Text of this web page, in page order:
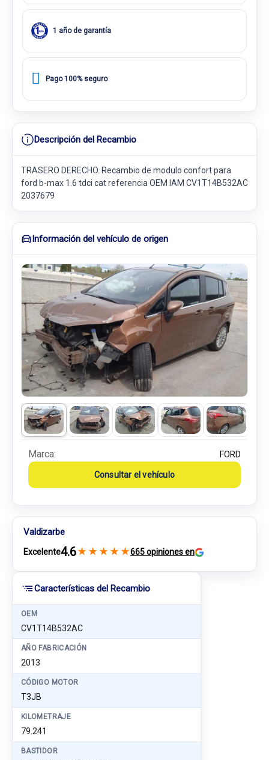
Características del Recambio
OEM
CV1T14B532AC
AÑO FABRICACIÓN
2013
CÓDIGO MOTOR
T3JB
KILOMETRAJE
79.241
BASTIDOR
1 año de garantía
Pago 100% seguro
Descripción del Recambio
TRASERO DERECHO. Recambio de modulo confort para
ford b-max 1.6 tdci cat referencia OEM IAM CV1T14B532AC
2037679
Información del vehículo de origen
Marca: FORD
Consultar el vehículo
Valdizarbe
Excelente4.6★ ★ ★ ★ ★665 opiniones en